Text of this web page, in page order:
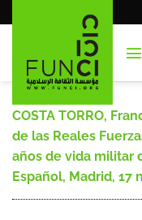
al
COSTA TORRO,
de las Reales
años de vida militar
Español, Madrid, 17